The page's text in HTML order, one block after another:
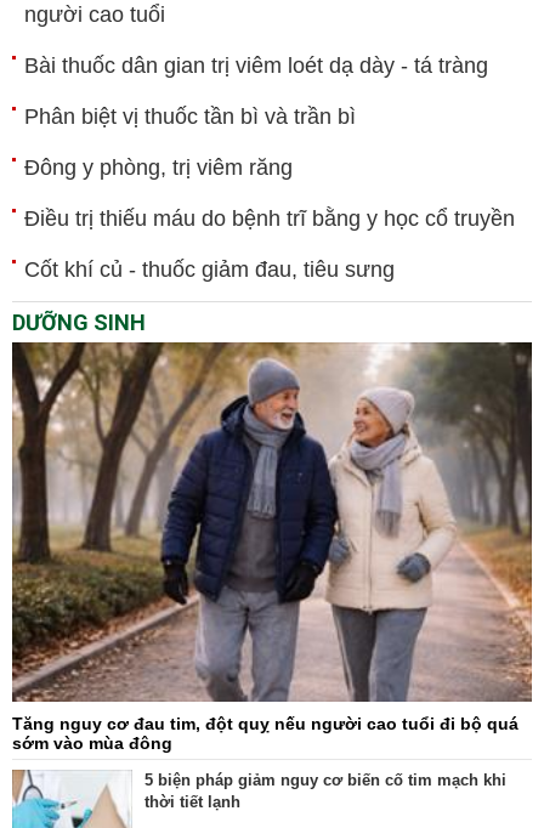
người cao tuổi
Bài thuốc dân gian trị viêm loét dạ dày - tá tràng
Phân biệt vị thuốc tần bì và trần bì
Đông y phòng, trị viêm răng
Điều trị thiếu máu do bệnh trĩ bằng y học cổ truyền
Cốt khí củ - thuốc giảm đau, tiêu sưng
DƯỠNG SINH
Tăng nguy cơ đau tim, đột quỵ nếu người cao tuổi đi bộ quá
sớm vào mùa đông
5 biện pháp giảm nguy cơ biến cố tim mạch khi
thời tiết lạnh